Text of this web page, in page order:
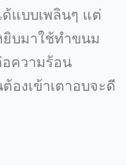
แบบเพลินๆ แต่
ยิบมาใช้ทำขนม
อความร้อน
องเข้าเตาอบจะดี